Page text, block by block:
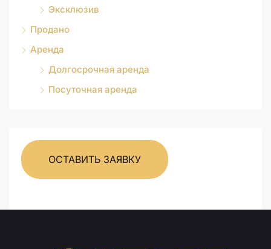
Эксклюзив
Продано
Аренда
Долгосрочная аренда
Посуточная аренда
ОСТАВИТЬ ЗАЯВКУ